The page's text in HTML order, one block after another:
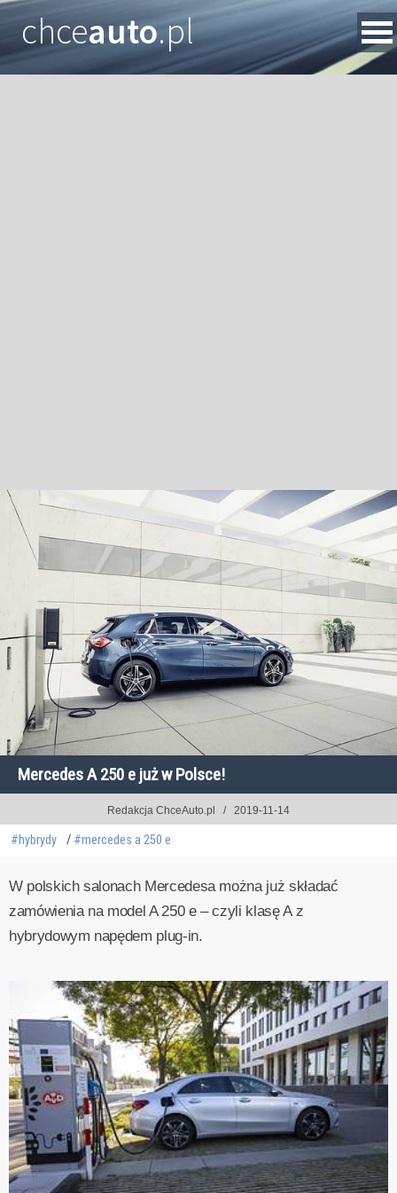
chceauto.pl
Mercedes A 250 e już w Polsce!
Redakcja ChceAuto.pl 2019-11-14
#hybrydy #mercedes a 250 e
W polskich salonach Mercedesa można już składać
zamówienia na model A 250 e – czyli klasę A z
hybrydowym napędem plug-in.